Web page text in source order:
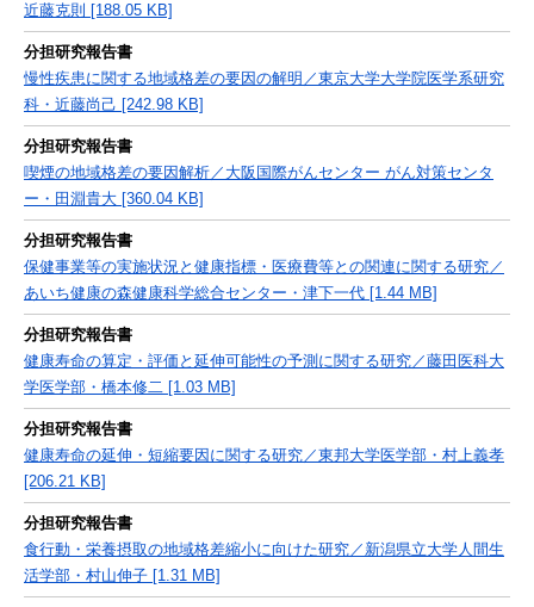
近藤克則 [188.05 KB]
分担研究報告書
慢性疾患に関する地域格差の要因の解明／東京大学大学院医学系研究
科・近藤尚己 [242.98 KB]
分担研究報告書
喫煙の地域格差の要因解析／大阪国際がんセンター がん対策センタ
ー・田淵貴大 [360.04 KB]
分担研究報告書
保健事業等の実施状況と健康指標・医療費等との関連に関する研究／
あいち健康の森健康科学総合センター・津下一代 [1.44 MB]
分担研究報告書
健康寿命の算定・評価と延伸可能性の予測に関する研究／藤田医科大
学医学部・橋本修二 [1.03 MB]
分担研究報告書
健康寿命の延伸・短縮要因に関する研究／東邦大学医学部・村上義孝
[206.21 KB]
分担研究報告書
食行動・栄養摂取の地域格差縮小に向けた研究／新潟県立大学人間生
活学部・村山伸子 [1.31 MB]